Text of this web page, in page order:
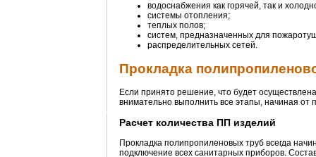
водоснабжения как горячей, так и
системы отопления;
теплых полов;
систем, предназначенных для
распределительных сетей.
Прокладка
Если принято решение, что будет
внимательно выполнить все этапы, начиная от
Расчет количества ПП изделий
Прокладка полипропиленовых труб всегда
подключение всех санитарных приборов.